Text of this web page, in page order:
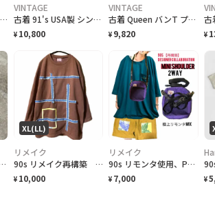
+Phenix ショートパンツ
VINTAGE
古着 91's USA製 シングルステッチ 退職記念 Tシャツ プリントTシャツ
¥ 10,800
VINTAGE
古着 Queen バンT プリントTシャツ Tシャツ 半袖Tシャフェード
¥ 9,820 ¥
ル ベースボールキャップ 帽子 キャップ
XL(LL)
リメイク
90s リメイク再構築 ゆるだぼ リストスリーブ ギャラクシーアートスウェット
¥ 10,000
リメイク
90s リモンタ使用、PUフェードベルト、化繊テックコードベルトミニショルダー
¥ 7,000 ¥